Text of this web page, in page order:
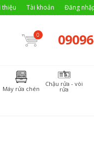
thiệu Tài khoản Đăng
0
Máy rửa chén
Chậu rửa - vòi
rửa